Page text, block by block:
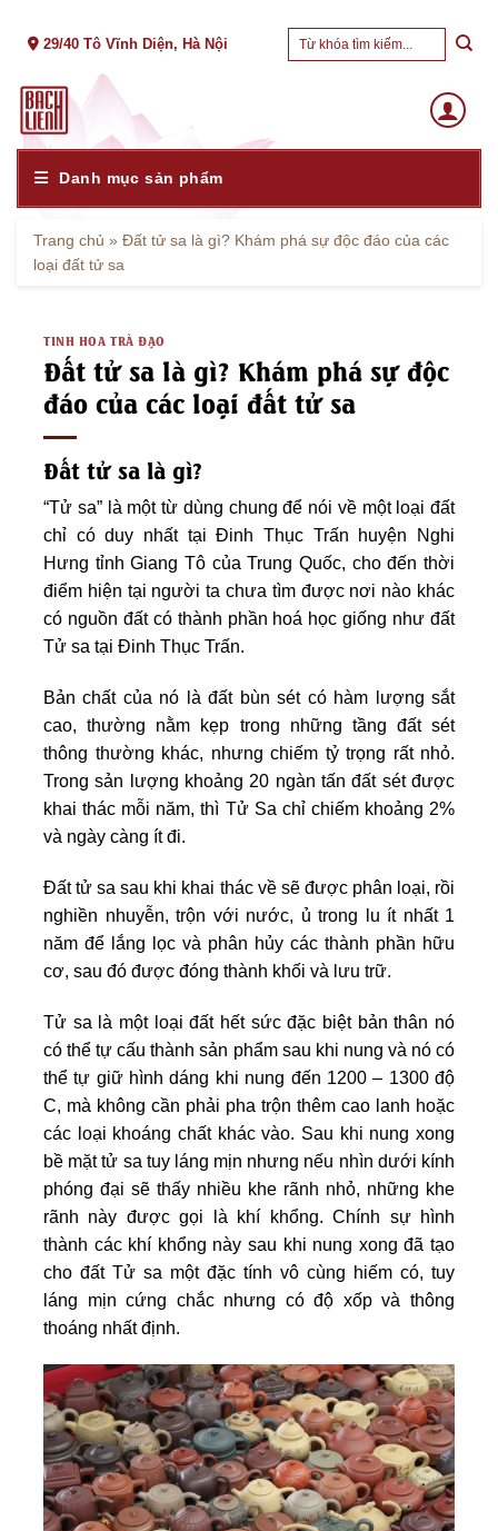
29/40 Tô Vĩnh Diện, Hà Nội
Tìm
Danh mục sản phẩm
Trang chủ » Đất tử sa là gì? Khám phá sự độc đáo của các
loại đất tử sa
TINH HOA TRÀ ĐẠO
Đất tử sa là gì? Khám phá sự độc
đáo của các loại đất tử sa
Đất tử sa là gì?
“Tử sa” là một từ dùng chung để nói về một loại đất
chỉ có duy nhất tại Đinh Thục Trấn huyện Nghi
Hưng tỉnh Giang Tô của Trung Quốc, cho đến thời
điểm hiện tại người ta chưa tìm được nơi nào khác
có nguồn đất có thành phần hoá học giống như đất
Tử sa tại Đinh Thục Trấn.
Bản chất của nó là đất bùn sét có hàm lượng sắt
cao, thường nằm kẹp trong những tầng đất sét
thông thường khác, nhưng chiếm tỷ trọng rất nhỏ.
Trong sản lượng khoảng 20 ngàn tấn đất sét được
khai thác mỗi năm, thì Tử Sa chỉ chiếm khoảng 2%
và ngày càng ít đi.
Đất tử sa sau khi khai thác về sẽ được phân loại, rồi
nghiền nhuyễn, trộn với nước, ủ trong lu ít nhất 1
năm để lắng lọc và phân hủy các thành phần hữu
cơ, sau đó được đóng thành khối và lưu trữ.
Tử sa là một loại đất hết sức đặc biệt bản thân nó
có thể tự cấu thành sản phẩm sau khi nung và nó có
thể tự giữ hình dáng khi nung đến 1200 – 1300 độ
C, mà không cần phải pha trộn thêm cao lanh hoặc
các loại khoáng chất khác vào. Sau khi nung xong
bề mặt tử sa tuy láng mịn nhưng nếu nhìn dưới kính
phóng đại sẽ thấy nhiều khe rãnh nhỏ, những khe
rãnh này được gọi là khí khổng. Chính sự hình
thành các khí khổng này sau khi nung xong đã tạo
cho đất Tử sa một đặc tính vô cùng hiếm có, tuy
láng mịn cứng chắc nhưng có độ xốp và thông
thoáng nhất định.